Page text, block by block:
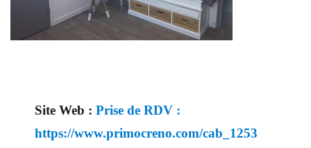
Site Web : Prise de RDV :
https://www.primocreno.com/cab_1253